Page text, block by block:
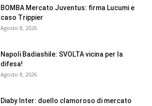
BOMBA Mercato Juventus: firma Lucumi e
caso Trippier
Agosto 8, 2026
Napoli Badiashile: SVOLTA vicina per la
difesa!
Agosto 8, 2026
Diaby Inter: duello clamoroso di mercato